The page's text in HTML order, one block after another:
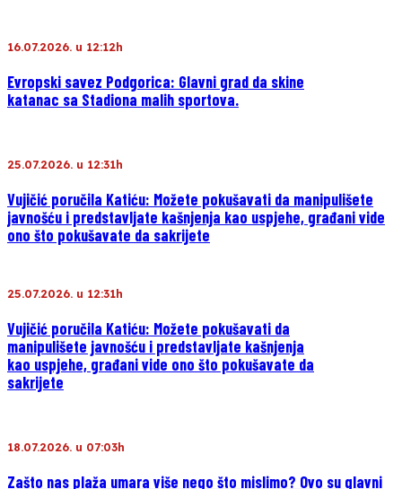
16.07.2026. u 12:12h
Evropski savez Podgorica: Glavni grad da skine
katanac sa Stadiona malih sportova.
25.07.2026. u 12:31h
Vujičić poručila Katiću: Možete pokušavati da manipulišete
javnošću i predstavljate kašnjenja kao uspjehe, građani vide
ono što pokušavate da sakrijete
25.07.2026. u 12:31h
Vujičić poručila Katiću: Možete pokušavati da
manipulišete javnošću i predstavljate kašnjenja
kao uspjehe, građani vide ono što pokušavate da
sakrijete
18.07.2026. u 07:03h
Zašto nas plaža umara više nego što mislimo? Ovo su glavni